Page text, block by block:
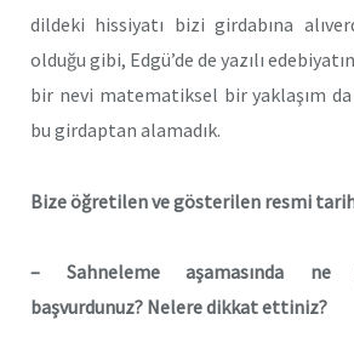
dildeki hissiyatı bizi girdabına
olduğu gibi, Edgü’de de yazılı
bir nevi matematiksel bir yaklaşım
bu girdaptan alamadık.
Bize öğretilen ve gösterilen resmi
– Sahneleme aşamasında ne
başvurdunuz? Nelere dikkat ettiniz?